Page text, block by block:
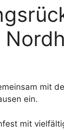
mit
ein.
mit